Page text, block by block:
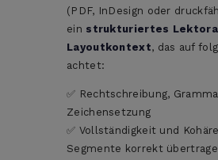
(PDF, InDesign oder
ein strukturiertes
Layoutkontext, das auf
achtet:
✅ Rechtschreibung,
Zeichensetzung
✅ Vollständigkeit und
Segmente korrekt